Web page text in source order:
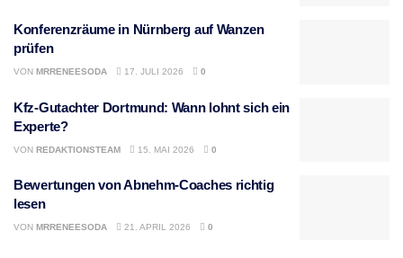
Konferenzräume in Nürnberg auf Wanzen
prüfen
VON MRRENEESODA 17. JULI 2026 0
Kfz-Gutachter Dortmund: Wann lohnt sich ein
Experte?
VON REDAKTIONSTEAM 15. MAI 2026 0
Bewertungen von Abnehm-Coaches richtig
lesen
VON MRRENEESODA 21. APRIL 2026 0